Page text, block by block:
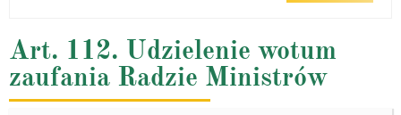
Art. 112. Udzielenie wotum
zaufania Radzie Ministrów